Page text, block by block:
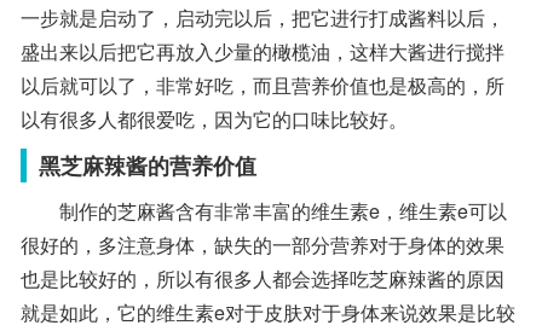
一步就是启动了，启动完以后，把它进行打成酱料以后，
盛出来以后把它再放入少量的橄榄油，这样大酱进行搅拌
以后就可以了，非常好吃，而且营养价值也是极高的，所
以有很多人都很爱吃，因为它的口味比较好。
黑芝麻辣酱的营养价值
制作的芝麻酱含有非常丰富的维生素e，维生素e可以
很好的，多注意身体，缺失的一部分营养对于身体的效果
也是比较好的，所以有很多人都会选择吃芝麻辣酱的原因
就是如此，它的维生素e对于皮肤对于身体来说效果是比较